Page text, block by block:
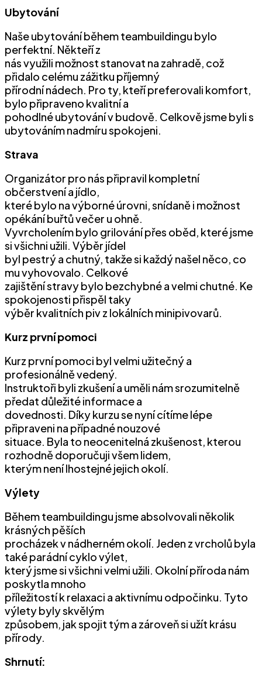
Ubytování
Naše ubytování během teambuildingu bylo
perfektní. Někteří z
nás využili možnost stanovat na zahradě, což
přidalo celému zážitku příjemný
přírodní nádech. Pro ty, kteří preferovali komfort,
bylo připraveno kvalitní a
pohodlné ubytování v budově. Celkově jsme byli s
ubytováním nadmíru spokojeni.
Strava
Organizátor pro nás připravil kompletní
občerstvení a jídlo,
které bylo na výborné úrovni, snídaně i možnost
opékání buřtů večer u ohně.
Vyvrcholením bylo grilování přes oběd, které jsme
si všichni užili. Výběr jídel
byl pestrý a chutný, takže si každý našel něco, co
mu vyhovovalo. Celkové
zajištění stravy bylo bezchybné a velmi chutné. Ke
spokojenosti přispěl taky
výběr kvalitních piv z lokálních minipivovarů.
Kurz první pomoci
Kurz první pomoci byl velmi užitečný a
profesionálně vedený.
Instruktoři byli zkušení a uměli nám srozumitelně
předat důležité informace a
dovednosti. Díky kurzu se nyní cítíme lépe
připraveni na případné nouzové
situace. Byla to neocenitelná zkušenost, kterou
rozhodně doporučuji všem lidem,
kterým není lhostejné jejich okolí.
Výlety
Během teambuildingu jsme absolvovali několik
krásných pěších
procházek v nádherném okolí. Jeden z vrcholů byla
také parádní cyklo výlet,
který jsme si všichni velmi užili. Okolní příroda nám
poskytla mnoho
příležitostí k relaxaci a aktivnímu odpočinku. Tyto
výlety byly skvělým
způsobem, jak spojit tým a zároveň si užít krásu
přírody.
Shrnutí: